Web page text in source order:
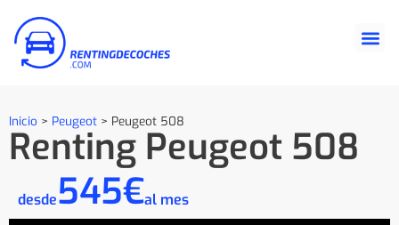
Inicio > Peugeot > Peugeot 508
Renting Peugeot 508
desde545€al mes